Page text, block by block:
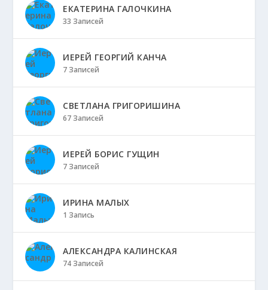
ЕКАТЕРИНА ГАЛОЧКИНА
33 Записей
ИЕРЕЙ ГЕОРГИЙ КАНЧА
7 Записей
СВЕТЛАНА ГРИГОРИШИНА
67 Записей
ИЕРЕЙ БОРИС ГУЩИН
7 Записей
ИРИНА МАЛЫХ
1 Запись
АЛЕКСАНДРА КАЛИНСКАЯ
74 Записей